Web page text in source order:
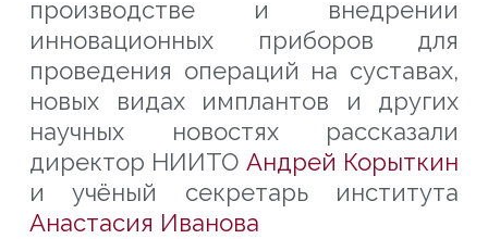
производстве и внедрении
инновационных приборов для
проведения операций на суставах,
новых видах имплантов и других
научных новостях рассказали
директор НИИТО Андрей Корыткин
и учёный секретарь института
Анастасия Иванова